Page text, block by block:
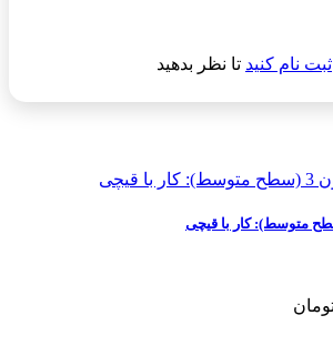
ثبت نام کنید تا نظر بدهید